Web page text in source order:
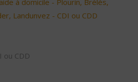
à domicile - Plourin, Brélès,
Landunvez - CDI ou CDD
ou CDD